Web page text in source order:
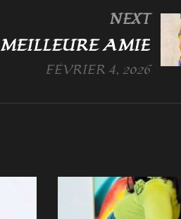
NEXT
MEILLEURE AMIE
FÉVRIER 4, 2026